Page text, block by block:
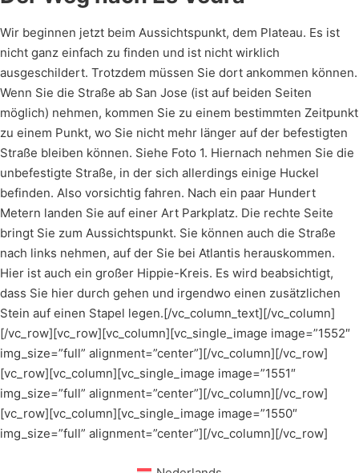
Wir beginnen jetzt beim Aussichtspunkt, dem Plateau. Es ist
nicht ganz einfach zu finden und ist nicht wirklich
ausgeschildert. Trotzdem müssen Sie dort ankommen können.
Wenn Sie die Straße ab San Jose (ist auf beiden Seiten
möglich) nehmen, kommen Sie zu einem bestimmten Zeitpunkt
zu einem Punkt, wo Sie nicht mehr länger auf der befestigten
Straße bleiben können. Siehe Foto 1. Hiernach nehmen Sie die
unbefestigte Straße, in der sich allerdings einige Huckel
befinden. Also vorsichtig fahren. Nach ein paar Hundert
Metern landen Sie auf einer Art Parkplatz. Die rechte Seite
bringt Sie zum Aussichtspunkt. Sie können auch die Straße
nach links nehmen, auf der Sie bei Atlantis herauskommen.
Hier ist auch ein großer Hippie-Kreis. Es wird beabsichtigt,
dass Sie hier durch gehen und irgendwo einen zusätzlichen
Stein auf einen Stapel legen.[/vc_column_text][/vc_column]
[/vc_row][vc_row][vc_column][vc_single_image image=”1552″
img_size=”full” alignment=”center”][/vc_column][/vc_row]
[vc_row][vc_column][vc_single_image image=”1551″
img_size=”full” alignment=”center”][/vc_column][/vc_row]
[vc_row][vc_column][vc_single_image image=”1550″
img_size=”full” alignment=”center”][/vc_column][/vc_row]